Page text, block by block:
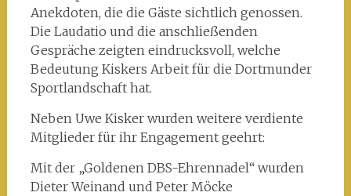
Anekdoten, die die Gäste sichtlich genossen.
Die Laudatio und die anschließenden
Gespräche zeigten eindrucksvoll, welche
Bedeutung Kiskers Arbeit für die Dortmunder
Sportlandschaft hat.
Neben Uwe Kisker wurden weitere verdiente
Mitglieder für ihr Engagement geehrt:
Mit der „Goldenen DBS-Ehrennadel“ wurden
Dieter Weinand und Peter Möcke